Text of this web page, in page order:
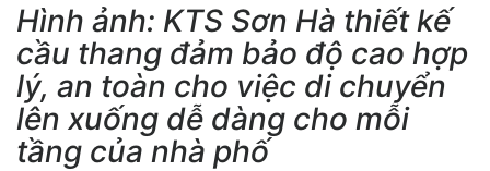
Hình ảnh: KTS Sơn Hà thiết kế
cầu thang đảm bảo độ cao hợp
lý, an toàn cho việc di chuyển
lên xuống dễ dàng cho mỗi
tầng của nhà phố